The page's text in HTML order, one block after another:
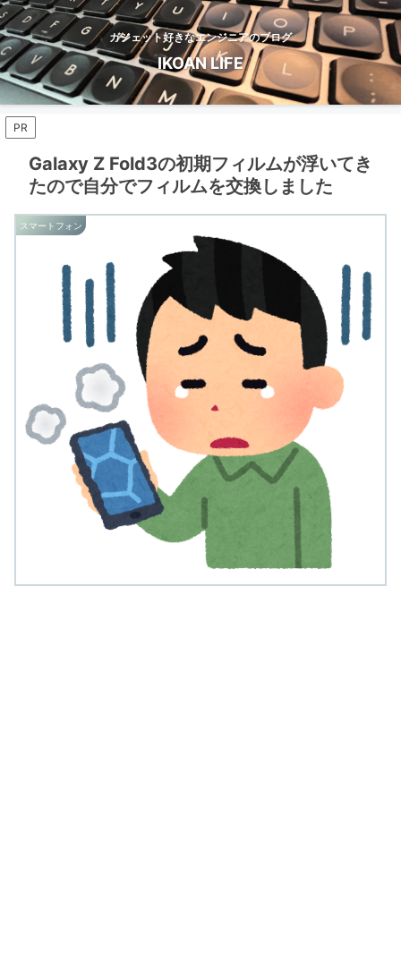
ガジェット好きなエンジニアのブログ
IKOAN LIFE
PR
Galaxy Z Fold3の初期フィルムが浮いてき
たので自分でフィルムを交換しました
スマートフォン